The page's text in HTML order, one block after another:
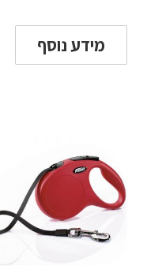
מידע נוסף